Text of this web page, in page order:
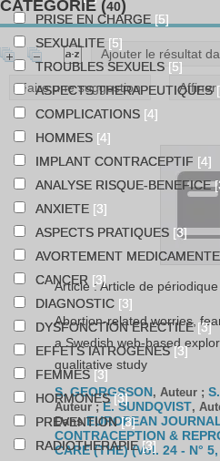
CATÉGORIE (40)
Ajouter le résultat
Faire une suggestion Affiner
Article : Article de périodique
Abortion-related worries,
a Swedish web-based
qualitative study
S. GEORGSSON, Auteur ;
Auteur ; E. SUNDQVIST,
DansEUROPEAN
CONTRACEPTION &
CARE (THE) (Vol. 24 - N°
PRISE EN CHARGE [5]
SEXUALITE [5]
TROUBLES SEXUELS [5]
ASPECTS THERAPEUTIQUES
COMPLICATIONS [4]
HOMMES [4]
IMPLANT CONTRACEPTIF [4]
ANALYSE RISQUE-BENEFICE
ANXIETE [3]
ASPECTS PRATIQUES [3]
AVORTEMENT
CANCER [3]
DIAGNOSTIC [3]
DYSFONCTION ERECTILE[3]
EFFETS IATROGENES[3]
FEMMES [3]
HORMONES[3]
PREVENTION[3]
RADIOTHERAPIE[3]